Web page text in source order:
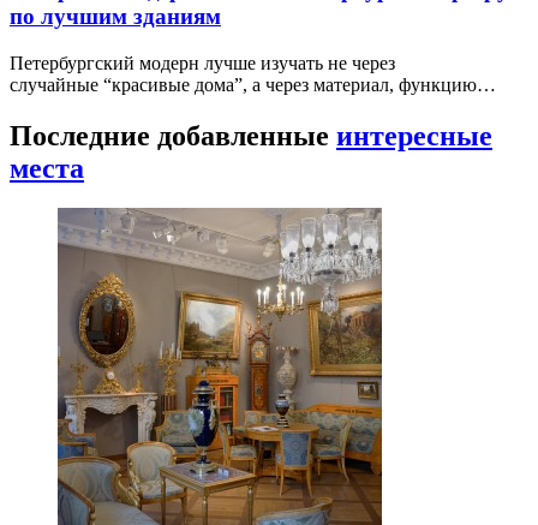
по лучшим зданиям
Петербургский модерн лучше изучать не через
случайные “красивые дома”, а через материал, функцию…
Последние добавленные интересные
места